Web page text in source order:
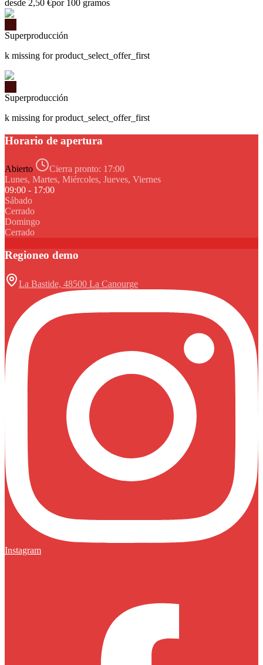
desde 2,50 €por 100 gramos
Superproducción
k missing for product_select_offer_first
Superproducción
k missing for product_select_offer_first
Horario de apertura
Abierto Cierra pronto: 17:00
Lunes, Martes, Miércoles, Jueves, Viernes
09:00 - 17:00
Sábado
Cerrado
Domingo
Cerrado
Regioneo demo
La Bastide, 48500 La Canourge
Instagram